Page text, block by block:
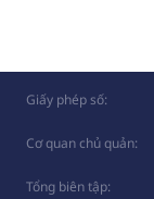
Giấy phép số:
Cơ quan chủ quản:
Tổng biên tập: